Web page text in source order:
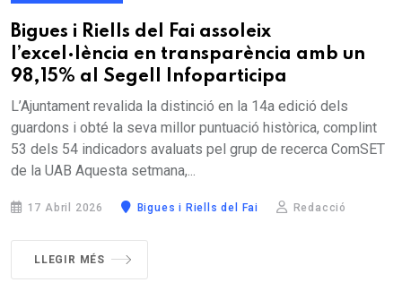
Bigues i Riells del Fai assoleix
l’excel·lència en transparència amb un
98,15% al Segell Infoparticipa
L’Ajuntament revalida la distinció en la 14a edició dels
guardons i obté la seva millor puntuació històrica, complint
53 dels 54 indicadors avaluats pel grup de recerca ComSET
de la UAB Aquesta setmana,...
17 Abril 2026 Bigues i Riells del Fai Redacció
LLEGIR MÉS